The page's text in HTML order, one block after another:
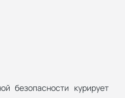
безопасности курирует